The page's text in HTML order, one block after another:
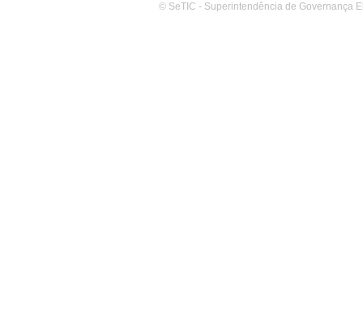
© SeTIC - Superintendência de Governança